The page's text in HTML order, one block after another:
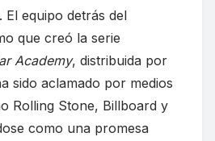
El equipo detrás del
que creó la serie
Academy, distribuida por
sido aclamado por medios
Rolling Stone, Billboard y
como una promesa